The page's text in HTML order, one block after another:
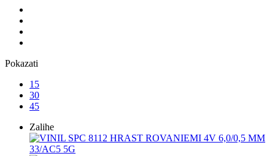
Pokazati
15
30
45
Zalihe